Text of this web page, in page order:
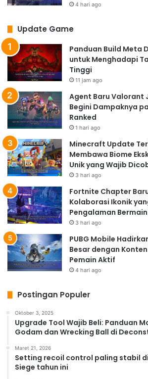
4 hari ago
Update Game
Panduan Build Meta
untuk Menghadapi
Tinggi
11 jam ago
Agent Baru Valorant
Begini Dampaknya
Ranked
1 hari ago
Minecraft Update
Membawa Biome
Unik yang Wajib
3 hari ago
Fortnite Chapter
Kolaborasi Ikonik
Pengalaman
3 hari ago
PUBG Mobile
Besar dengan
Pemain Aktif
4 hari ago
Postingan Populer
Oktober 3, 2025
Upgrade Tool Wajib Beli: Panduan
Godam dan Wrecking Ball di
Maret 21, 2026
Setting recoil control paling stabil
Siege tahun ini